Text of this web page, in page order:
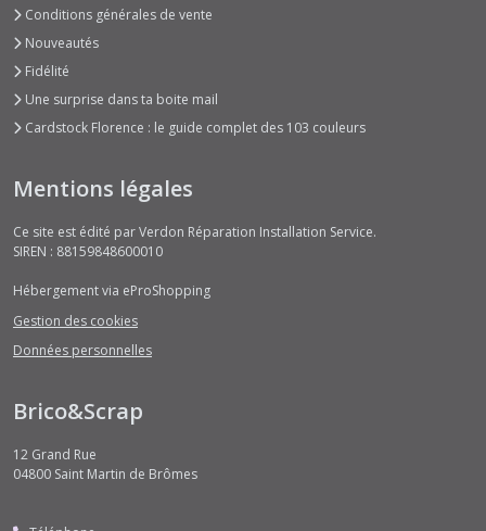
Conditions générales de vente
Nouveautés
Fidélité
Une surprise dans ta boite mail
Cardstock Florence : le guide complet des 103 couleurs
Mentions légales
Ce site est édité par Verdon Réparation Installation Service.
SIREN : 88159848600010
Hébergement via eProShopping
Gestion des cookies
Données personnelles
Brico&Scrap
12 Grand Rue
04800 Saint Martin de Brômes